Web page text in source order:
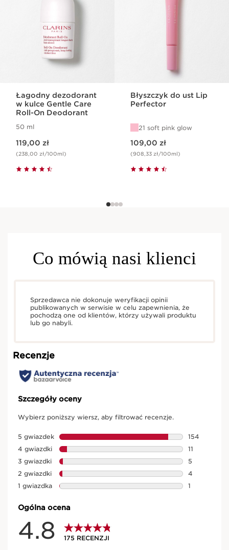
Łagodny dezodorant
w kulce Gentle Care
Roll-On Deodorant
50 ml
119,00 zł
(238,00 zł/100ml)
Błyszczyk do ust Lip
Perfector
21 soft pink glow
109,00 zł
(908,33 zł/100ml)
Co mówią nasi klienci
Sprzedawca nie dokonuje weryfikacji opinii
publikowanych w serwisie w celu zapewnienia, że
pochodzą one od klientów, którzy używali produktu
lub go nabyli.